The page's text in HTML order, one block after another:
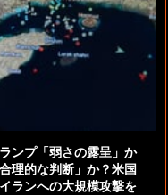
ランプ「弱さの露呈」か
合理的な判断」か？米国
ランへの大規模攻撃を